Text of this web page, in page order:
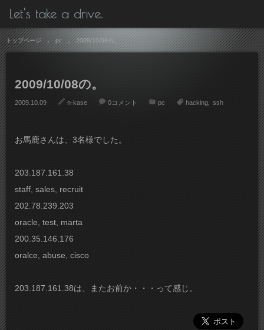
Let's take a drive.
トップページ pc 2009/10/08の。
2009/10/08の。
2009.10.09 n-kase 0コメント pc hacking ssh
お馬鹿さんは、3名様でした。
203.187.161.38
staff, sales, recruit
202.78.239.203
oracle, test, marta
200.35.146.176
oralce, abuse, cisco
203.187.161.38は、またお前か・・・って感じ。